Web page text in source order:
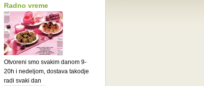
Radno vreme
Otvoreni smo svakim danom 9-
20h i nedeljom, dostava takodje
radi svaki dan